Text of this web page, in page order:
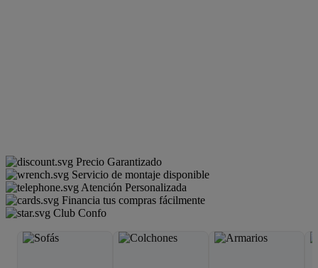
Precio Garantizado
Servicio de montaje disponible
Atención Personalizada
Financia tus compras fácilmente
Club Confo